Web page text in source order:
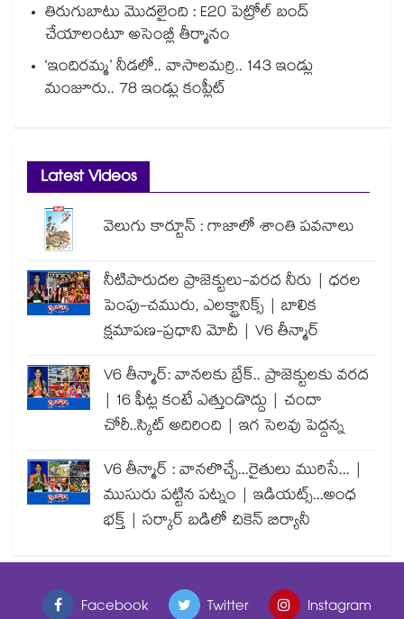
తిరుగుబాటు మొదలైంది : E20 పెట్రోల్ బంద్
చేయాలంటూ అసెంబ్లీ తీర్మానం
‘ఇందిరమ్మ’ నీడలో.. వాసాలమర్రి.. 143 ఇండ్లు
మంజూరు.. 78 ఇండ్లు కంప్లీట్
Latest Videos
వెలుగు కార్టూన్ : గాజాలో శాంతి పవనాలు
నీటిపారుదల ప్రాజెక్టులు-వరద నీరు | ధరల
పెంపు-చమురు, ఎలక్ట్రానిక్స్ | బాలిక
క్షమాపణ-ప్రధాని మోదీ | V6 తీన్మార్
V6 తీన్మార్: వానలకు బ్రేక్.. ప్రాజెక్టులకు వరద
| 16 ఫీట్ల కంటే ఎత్తుండొద్దు | చందా
చోరీ..స్కిట్ అదిరింది | ఇగ సెలవు పెద్దన్న
V6 తీన్మార్ : వానలొచ్చే...రైతులు మురిసే... |
ముసురు పట్టిన పట్నం | ఇడియట్స్...అంధ
భక్త్ | సర్కార్ బడిలో చికెన్ బిర్యానీ
Facebook Twitter Instagram